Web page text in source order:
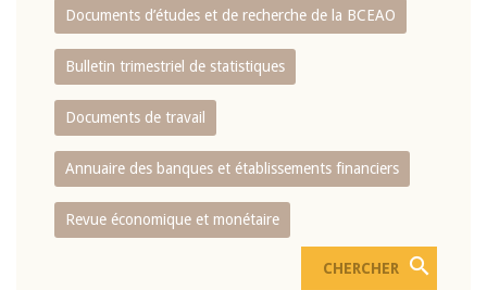
Documents d’études et de recherche de la BCEAO
Bulletin trimestriel de statistiques
Documents de travail
Annuaire des banques et établissements financiers
Revue économique et monétaire